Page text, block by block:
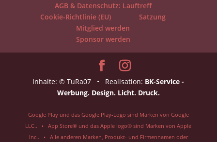
AGB & Datenschutz: Lauftreff
Cookie-Richtlinie (EU)
Satzung
Mitglied werden
Sponsor werden
Inhalte: © TuRa07 • Realisation: BK-Service -
Werbung. Design. Licht. Druck.
Google Play und das Google Play-Logo sind Marken von Google
LLC.. • App Store® und das Apple logo® sind Marken von Apple
Inc.. • Alle anderen Marken, Produkt- und Firmennamen oder